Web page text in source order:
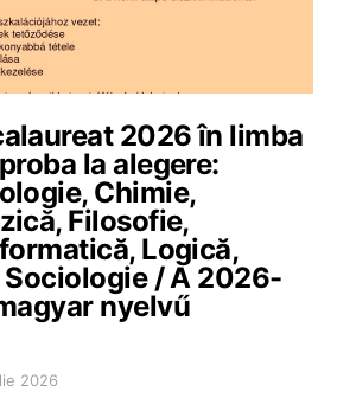
2026 în limba
la alegere:
Chimie,
Filosofie,
Logică,
/ A 2026-
nyelvű
2026